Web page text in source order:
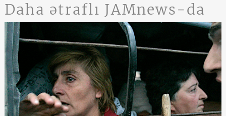
Daha ətraflı JAMnews-da